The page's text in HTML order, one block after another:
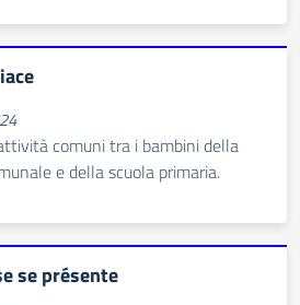
comuni tra i bambini della
e della scuola primaria.
se présente